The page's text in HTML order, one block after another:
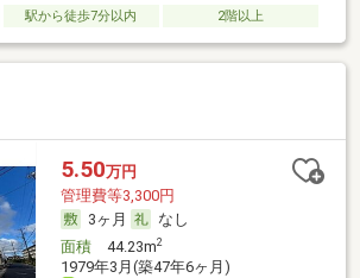
駅から徒歩7分以内 2階以上
5.50万円
管理費等3,300円
3ヶ月
なし
面積44.23m2
1979年3月(築47年6ヶ月)